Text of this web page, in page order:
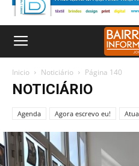
Inicio Noticiário Página 140
NOTICIÁRIO
Agenda Agora escrevo eu!